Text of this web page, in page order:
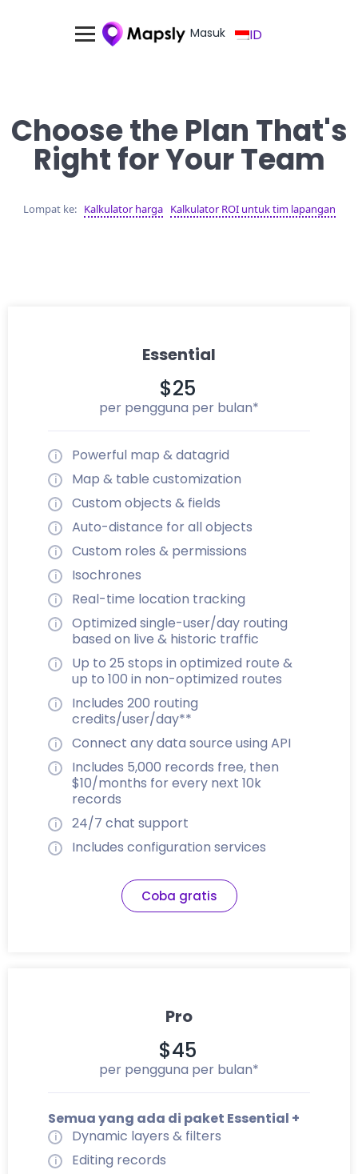
Masuk ID
Choose the Plan That's
Right for Your Team
Lompat ke: Kalkulator harga Kalkulator ROI untuk tim lapangan
Essential
$25
per pengguna per bulan*
Powerful map & datagrid
Map & table customization
Custom objects & fields
Auto-distance for all objects
Custom roles & permissions
Isochrones
Real-time location tracking
Optimized single-user/day routing
based on live & historic traffic
Up to 25 stops in optimized route &
up to 100 in non-optimized routes
Includes 200 routing
credits/user/day**
Connect any data source using API
Includes 5,000 records free, then
$10/months for every next 10k
records
24/7 chat support
Includes configuration services
Coba gratis
Pro
$45
per pengguna per bulan*
Semua yang ada di paket Essential +
Dynamic layers & filters
Editing records